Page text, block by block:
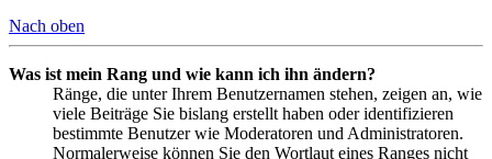
Nach oben
Was ist mein Rang und wie kann ich ihn ändern?
Ränge, die unter Ihrem Benutzernamen stehen, zeigen an, wie
viele Beiträge Sie bislang erstellt haben oder identifizieren
bestimmte Benutzer wie Moderatoren und Administratoren.
Normalerweise können Sie den Wortlaut eines Ranges nicht